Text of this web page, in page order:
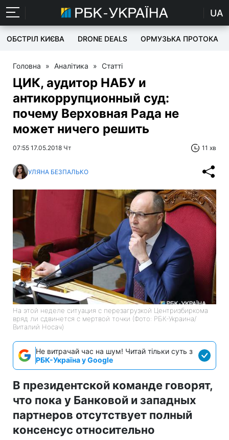
UA
ОБСТРІЛ КИЄВА DRONE DEALS ОРМУЗЬКА ПРОТОКА
Головна » Аналітика » Статті
ЦИК, аудитор НАБУ и
антикоррупционный суд:
почему Верховная Рада не
может ничего решить
07:55 17.05.2018 Чт 11 хв
УЛЯНА БЕЗПАЛЬКО
На этой неделе ситуация с перезагрузкой Центризбиркома
вряд ли сдвинется с мертвой точки (Фото: РБК-Украина/
Виталий Носач)
Не витрачай час на шум! Читай тільки суть з
РБК-Україна у Google
В президентской команде говорят,
что пока у Банковой и западных
партнеров отсутствует полный
консенсус относительно